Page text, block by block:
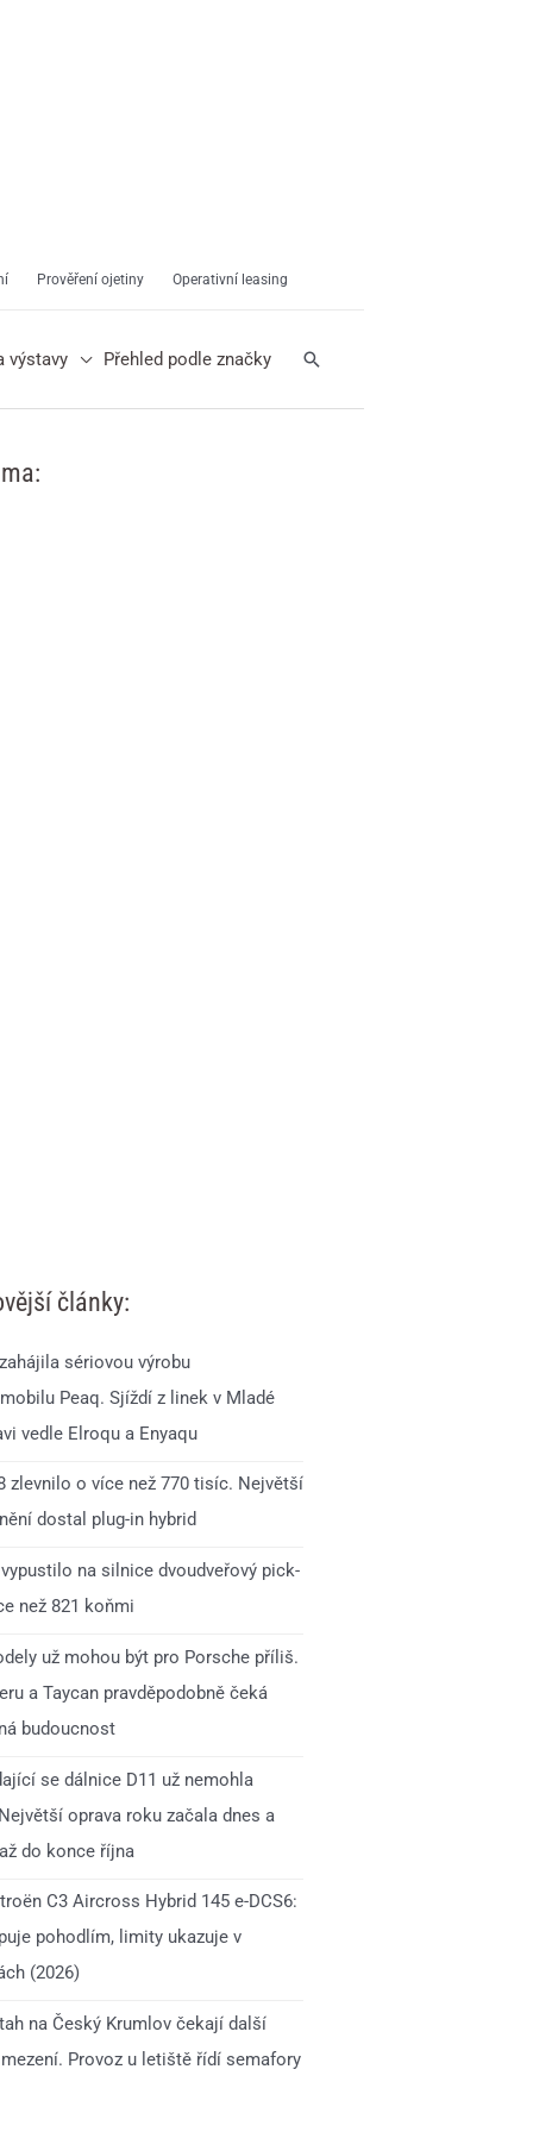
Prověření ojetiny Operativní leasing
výstavy Přehled podle značky Hledat
články:
sériovou výrobu
Peaq. Sjíždí z linek v Mladé
vedle Elroqu a Enyaqu
zlevnilo o více než 770 tisíc. Největší
dostal plug-in hybrid
na silnice dvoudveřový pick-
než 821 koňmi
už mohou být pro Porsche příliš.
a Taycan pravděpodobně čeká
budoucnost
se dálnice D11 už nemohla
oprava roku začala dnes a
do konce října
C3 Aircross Hybrid 145 e-DCS6:
pohodlím, limity ukazuje v
(2026)
na Český Krumlov čekají další
Provoz u letiště řídí semafory